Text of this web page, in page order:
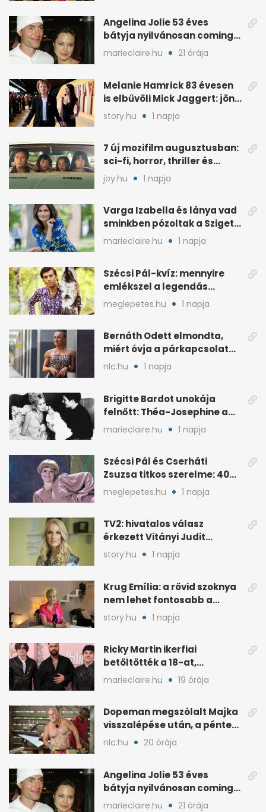
Angelina Jolie 53 éves
bátyja nyilvánosan coming
outolt, volt felesége
marieclaire.hu 21 órája
Melanie Hamrick 83 évesen
is elbűvöli Mick Jaggert: jön
az esküvő?
story.hu 1 napja
7 új mozifilm augusztusban:
sci-fi, horror, thriller és
könnyedebb címek
joy.hu 1 napja
Varga Izabella és lánya vad
sminkben pózoltak a Sziget
előtt
marieclaire.hu 1 napja
Szécsi Pál-kvíz: mennyire
emlékszel a legendás
énekes történetére?
meglepetes.hu 1 napja
Bernáth Odett elmondta,
miért óvja a párkapcsolatát
a nyilvánosságtól
nlc.hu 1 napja
Brigitte Bardot unokája
felnőtt: Théa-Josephine a
nagymamájára hasonlít
marieclaire.hu 1 napja
Szécsi Pál és Cserháti
Zsuzsa titkos szerelme: 40
év után derült ki
meglepetes.hu 1 napja
TV2: hivatalos válasz
érkezett Vitányi Judit
további szerepéről
story.hu 1 napja
Krug Emília: a rövid szoknya
nem lehet fontosabb a
kérdéseimnél
story.hu 1 napja
Ricky Martin ikerfiai
betöltötték a 18-at,
megható üzenet jött tőle
marieclaire.hu 19 órája
Dopeman megszólalt Majka
visszalépése után, a pénteki
koncert marad
nlc.hu 20 órája
Angelina Jolie 53 éves
bátyja nyilvánosan coming
outolt, volt felesége
marieclaire.hu 21 órája